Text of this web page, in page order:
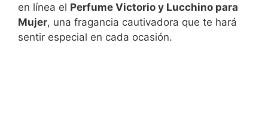
en línea el Perfume Victorio y Lucchino para
Mujer, una fragancia cautivadora que te hará
sentir especial en cada ocasión.